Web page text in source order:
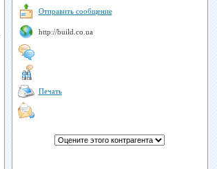
Отправить сообщение
http://build.co.ua
Печать